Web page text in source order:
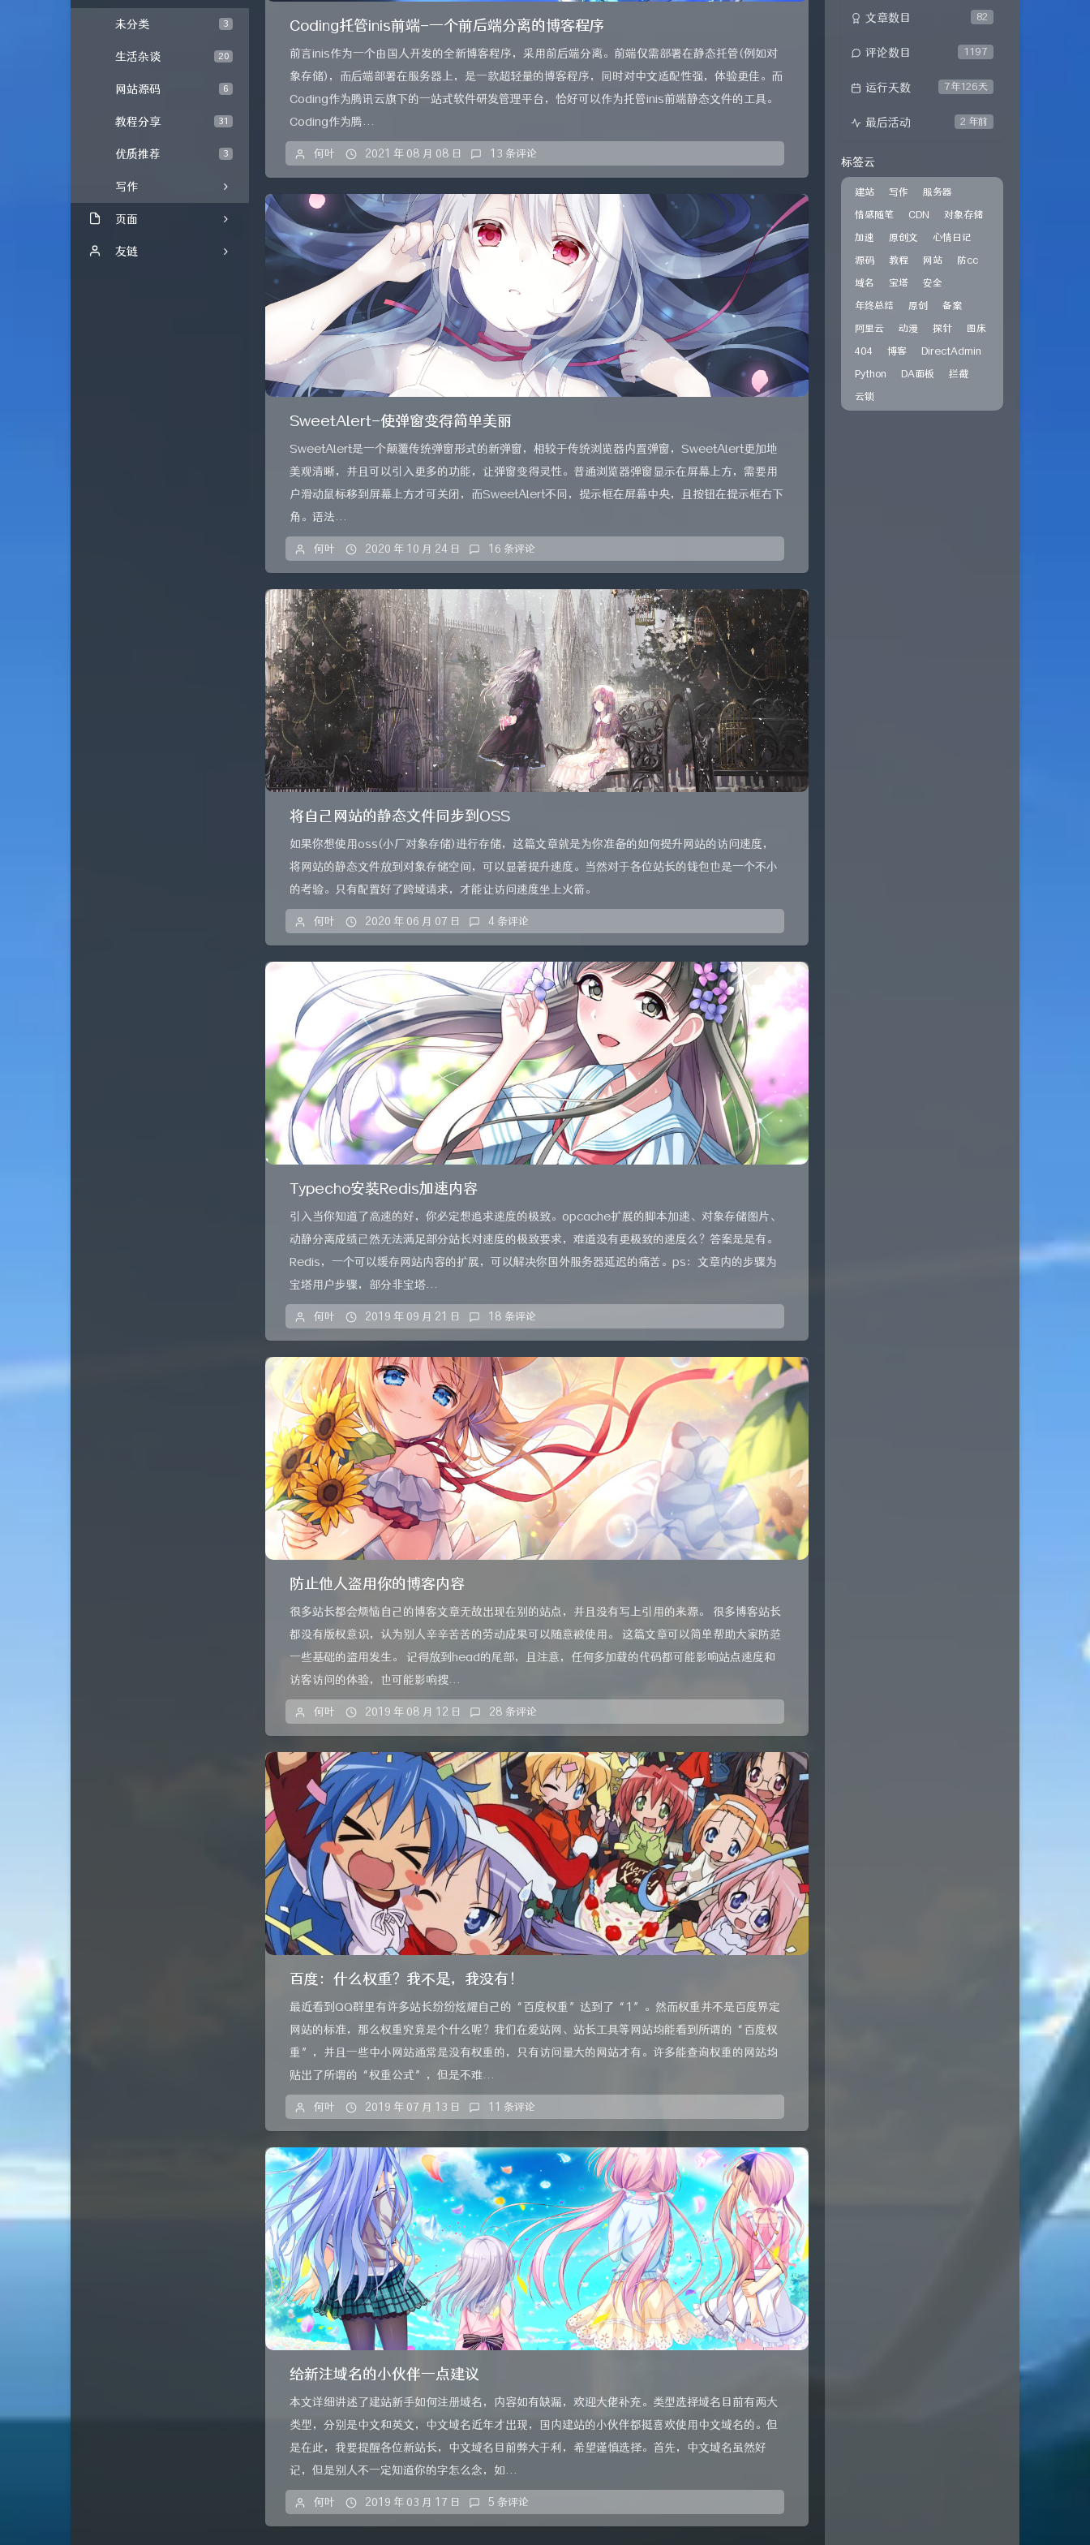
3
未分类
20
生活杂谈
6
网站源码
31
教程分享
3
优质推荐
写作
页面
时光机
友链
Coding托管inis前端-一个前后端分离的博客程序
前言inis作为一个由国人开发的全新博客程序，采用前后端分离。前端仅需部署在静态托管(例如对
象存储)，而后端部署在服务器上，是一款超轻量的博客程序，同时对中文适配性强，体验更佳。而
Coding作为腾讯云旗下的一站式软件研发管理平台，恰好可以作为托管inis前端静态文件的工具。
Coding作为腾...
何叶 2021 年 08 月 08 日 13 条评论
SweetAlert-使弹窗变得简单美丽
SweetAlert是一个颠覆传统弹窗形式的新弹窗，相较于传统浏览器内置弹窗，SweetAlert更加地
美观清晰，并且可以引入更多的功能，让弹窗变得灵性。普通浏览器弹窗显示在屏幕上方，需要用
户滑动鼠标移到屏幕上方才可关闭，而SweetAlert不同，提示框在屏幕中央，且按钮在提示框右下
角。语法...
何叶 2020 年 10 月 24 日 16 条评论
将自己网站的静态文件同步到OSS
如果你想使用oss(小厂对象存储)进行存储，这篇文章就是为你准备的如何提升网站的访问速度，
将网站的静态文件放到对象存储空间，可以显著提升速度。当然对于各位站长的钱包也是一个不小
的考验。只有配置好了跨域请求，才能让访问速度坐上火箭。
何叶 2020 年 06 月 07 日 4 条评论
Typecho安装Redis加速内容
引入当你知道了高速的好，你必定想追求速度的极致。opcache扩展的脚本加速、对象存储图片、
动静分离成绩已然无法满足部分站长对速度的极致要求，难道没有更极致的速度么？答案是是有。
Redis，一个可以缓存网站内容的扩展，可以解决你国外服务器延迟的痛苦。ps：文章内的步骤为
宝塔用户步骤，部分非宝塔...
何叶 2019 年 09 月 21 日 18 条评论
防止他人盗用你的博客内容
很多站长都会烦恼自己的博客文章无故出现在别的站点，并且没有写上引用的来源。 很多博客站长
都没有版权意识，认为别人辛辛苦苦的劳动成果可以随意被使用。 这篇文章可以简单帮助大家防范
一些基础的盗用发生。 记得放到head的尾部，且注意，任何多加载的代码都可能影响站点速度和
访客访问的体验，也可能影响搜...
何叶 2019 年 08 月 12 日 28 条评论
百度：什么权重？我不是，我没有！
最近看到QQ群里有许多站长纷纷炫耀自己的“百度权重”达到了“1”。然而权重并不是百度界定
网站的标准，那么权重究竟是个什么呢？我们在爱站网、站长工具等网站均能看到所谓的“百度权
重”，并且一些中小网站通常是没有权重的，只有访问量大的网站才有。许多能查询权重的网站均
贴出了所谓的“权重公式”，但是不难...
何叶 2019 年 07 月 13 日 11 条评论
给新注域名的小伙伴一点建议
本文详细讲述了建站新手如何注册域名，内容如有缺漏，欢迎大佬补充。类型选择域名目前有两大
类型，分别是中文和英文，中文域名近年才出现，国内建站的小伙伴都挺喜欢使用中文域名的。但
是在此，我要提醒各位新站长，中文域名目前弊大于利，希望谨慎选择。首先，中文域名虽然好
记，但是别人不一定知道你的字怎么念，如...
何叶 2019 年 03 月 17 日 5 条评论
82
文章数目
1197
评论数目
7年126天
运行天数
2 年前
最后活动
标签云
建站 写作
服务器
情感随笔
CDN
对象存储
加速
原创文
心情日记
源码
教程 网站
防cc
域名
宝塔
安全
年终总结
原创
备案
阿里云
动漫 探针
图床
404
博客
DirectAdmin
Python
DA面板
拦截
云锁